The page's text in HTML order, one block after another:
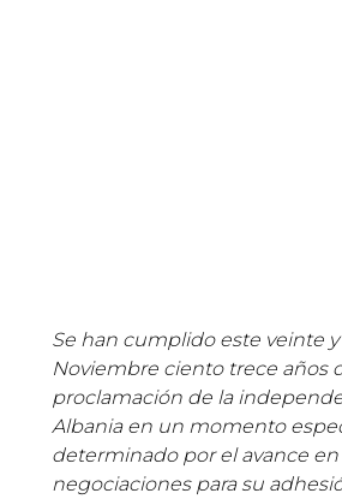
Se han cumplido este veinte
Noviembre ciento trece años
proclamación de la
Albania en un momento
determinado por el avance en
negociaciones para su